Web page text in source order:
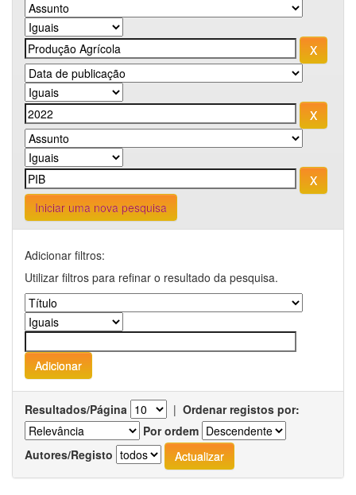
Iniciar uma nova pesquisa
Adicionar filtros:
Utilizar filtros para refinar o resultado da pesquisa.
Resultados/Página | Ordenar registos por:
Por ordem
Autores/Registo